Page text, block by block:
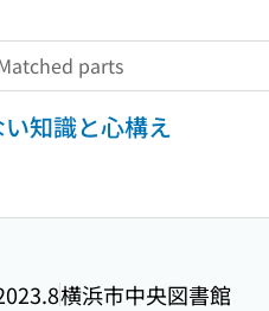
parts
知識と心構え
横浜市中央図書館